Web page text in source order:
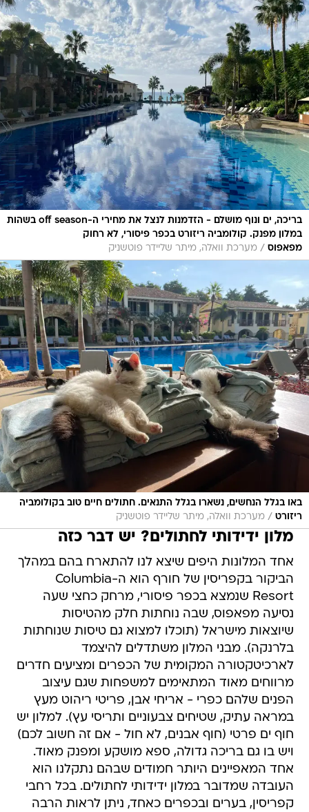
בריכה, ים ונוף מושלם - הזדמנות לנצל את מחירי ה-off season בשהות
במלון מפנק. קולומביה ריזורט בכפר פיסורי, לא רחוק
מפאפוס / מערכת וואלה, מיתר שליידר פוטשניק
באו בגלל הנחשים, נשארו בגלל התנאים. חתולים חיים טוב בקולומביה
ריזורט / מערכת וואלה, מיתר שליידר פוטשניק
מלון ידידותי לחתולים? יש דבר כזה
אחד המלונות היפים שיצא לנו להתארח בהם במהלך
הביקור בקפריסין של חורף הוא ה-Columbia
Resort שנמצא בכפר פיסורי, מרחק כחצי שעה
נסיעה מפאפוס, שבה נוחתות חלק מהטיסות
שיוצאות מישראל (תוכלו למצוא גם טיסות שנוחתות
בלרנקה). מבני המלון משתדלים להיצמד
לארכיטקטורה המקומית של הכפרים ומציעים חדרים
מרווחים מאוד המתאימים למשפחות שגם עיצוב
הפנים שלהם כפרי - אריחי אבן, פריטי ריהוט מעץ
במראה עתיק, שטיחים צבעוניים ותריסי עץ). למלון יש
חוף ים פרטי (חוף אבנים, לא חול - אם זה חשוב לכם)
ויש בו גם בריכה גדולה, ספא מושקע ומפנק מאוד.
אחד המאפיינים היותר חמודים שבהם נתקלנו הוא
העובדה שמדובר במלון ידידותי לחתולים. בכל רחבי
קפריסין, בערים ובכפרים כאחד, ניתן לראות הרבה